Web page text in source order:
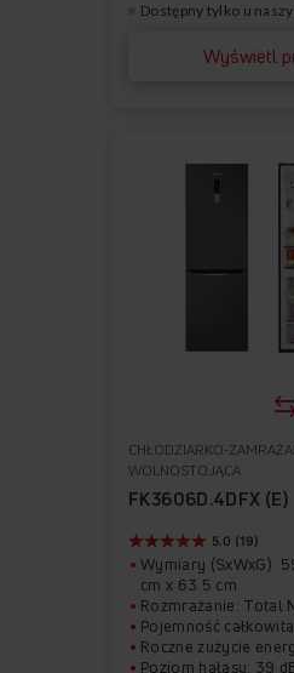
Wyświetl
Dostępny tylko u
CHŁODZIARKO-
WOLNOSTOJĄCA
FK3606D.4DFX (E)
5.0 (19)
Wymiary (SxWxG):
cm x 63.5 cm
Rozmrażanie: Total
Pojemność
Roczne zużycie
Poziom hałasu: 39